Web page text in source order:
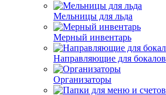
Мельницы для льда
Мерный инвентарь
Направляющие для бокалов
Организаторы